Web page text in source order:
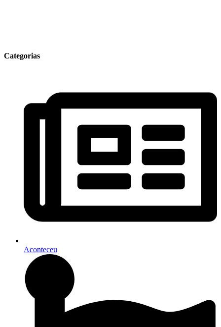
Categorias
Aconteceu